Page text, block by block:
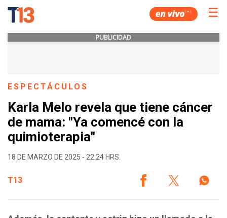
☰
PUBLICIDAD
ESPECTÁCULOS
Karla Melo revela que tiene cáncer
de mama: "Ya comencé con la
quimioterapia"
18 DE MARZO DE 2025 - 22:24 HRS.
T13